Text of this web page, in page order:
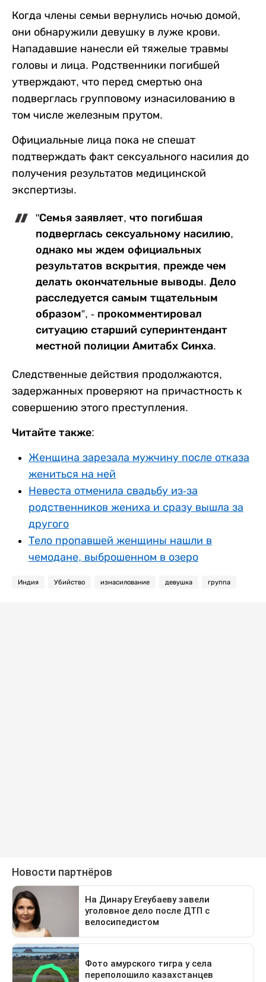
Когда члены семьи вернулись ночью домой,
они обнаружили девушку в луже крови.
Нападавшие нанесли ей тяжелые травмы
головы и лица. Родственники погибшей
утверждают, что перед смертью она
подверглась групповому изнасилованию в
том числе железным прутом.
Официальные лица пока не спешат
подтверждать факт сексуального насилия до
получения результатов медицинской
экспертизы.
"Семья заявляет, что погибшая
подверглась сексуальному насилию,
однако мы ждем официальных
результатов вскрытия, прежде чем
делать окончательные выводы. Дело
расследуется самым тщательным
образом”, - прокомментировал
ситуацию старший суперинтендант
местной полиции Амитабх Синха.
Следственные действия продолжаются,
задержанных проверяют на причастность к
совершению этого преступления.
Читайте также:
Женщина зарезала мужчину после отказа
жениться на ней
Невеста отменила свадьбу из-за
родственников жениха и сразу вышла за
другого
Тело пропавшей женщины нашли в
чемодане, выброшенном в озеро
Индия Убийство изнасилование девушка группа